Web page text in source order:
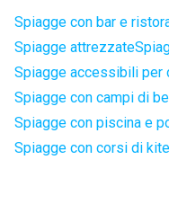
Spiagge con bar e
Spiagge attrezzate
Spiagge accessibili per
Spiagge con campi di
Spiagge con piscina e
Spiagge con corsi di